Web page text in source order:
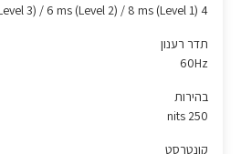
4 ms (Level 4) / 5 ms (Level 3) / 6 ms (Level 2) / 8 ms (Level 1)
תדר רענון
60Hz
בהירות
250 nits
קונטרסט